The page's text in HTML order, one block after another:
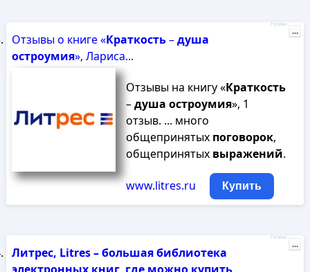
Отзывы о книге «Краткость–душа
остроумия», Лариса...
Отзывы на книгу «Краткость
–душа остроумия», 1
отзыв. ... много
общепринятых поговорок,
общепринятых выражений.
www.litres.ru Купить
Реклама
...
Литрес, Litres – большая библиотека
Реклама
...